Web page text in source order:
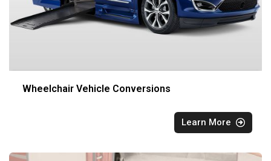
Wheelchair Vehicle Conversions
Learn More